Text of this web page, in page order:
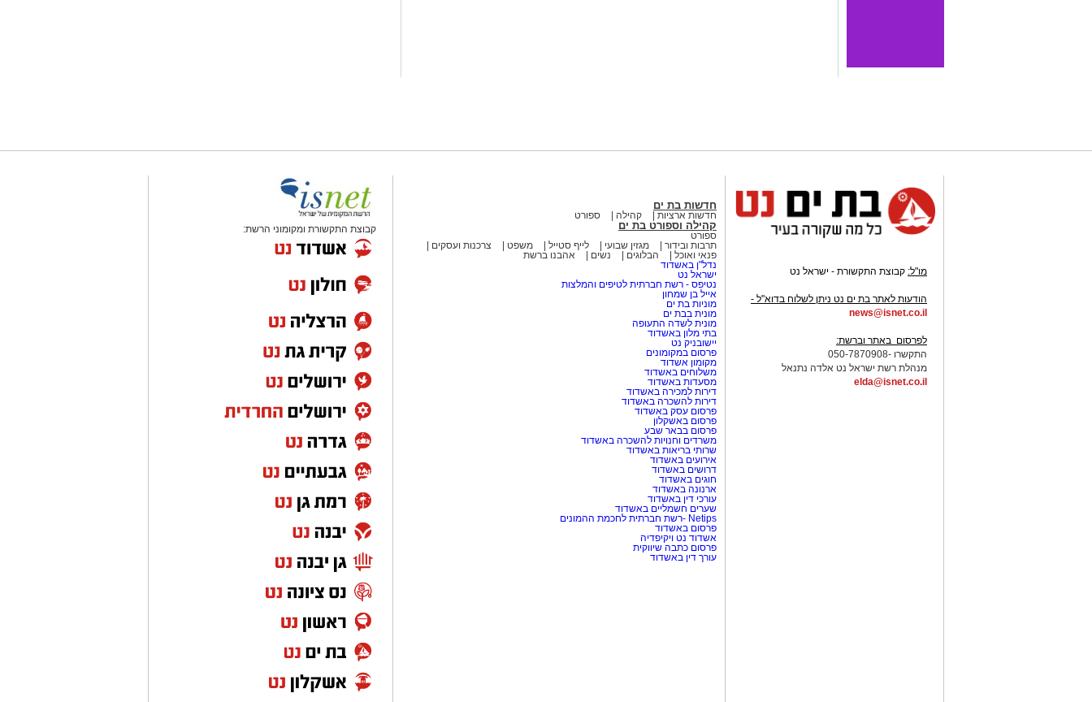
מו"ל: קבוצת התקשורת - ישראל נט
הודעות לאתר בת ים נט ניתן לשלוח בדוא"ל -
news@isnet.co.il
לפרסום באתר וברשת:
התקשרו -050-7870908
מנהלת רשת ישראל נט אלדה נתנאל
elda@isnet.co.il
חדשות בת ים
חדשות ארציות קהילה ספורט
קהילה וספורט בת ים
ספורט
תרבות ובידור
מגזין שבועי לייף סטייל משפט
צרכנות ועסקים
פנאי ואוכל
הבלוגים נשים
אהבנו ברשת
נדל"ן באשדוד
ישראל נט
נטיפס - רשת חברתית לטיפים והמלצות
אייל בן שמחון
מוניות בת ים
מונית בבת ים
מונית לשדה התעופה
בתי מלון באשדוד
יישובניק נט
פרסום במקומונים
מקומון אשדוד
משלוחים באשדוד
מסעדות באשדוד
דירות למכירה באשדוד
דירות להשכרה באשדוד
פרסום עסק באשדוד
פרסום באשקלון
פרסום בבאר שבע
משרדים וחנויות להשכרה באשדוד
שרותי בריאות באשדוד
אירועים באשדוד
דרושים באשדוד
חוגים באשדוד
ארנונה באשדוד
עורכי דין באשדוד
שערים חשמליים באשדוד
Netips -רשת חברתית לחכמת ההמונים
פרסום באשדוד
אשדוד נט ויקיפדיה
פרסום כתבה שיווקית
עורך דין באשדוד
קבוצת התקשורת ומקומוני הרשת: